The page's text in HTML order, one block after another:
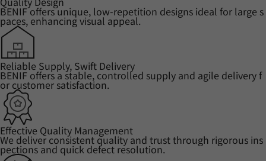
BENIF offers unique, low-repetition designs ideal for large s
paces, enhancing visual appeal.
Reliable Supply, Swift Delivery
BENIF offers a stable, controlled supply and agile delivery f
or customer satisfaction.
Effective Quality Management
We deliver consistent quality and trust through rigorous ins
pections and quick defect resolution.